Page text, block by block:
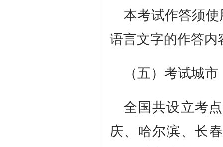
本考试作答须
语言文字的作答内
（五）考试城市
全国共设立考
庆、哈尔滨、长